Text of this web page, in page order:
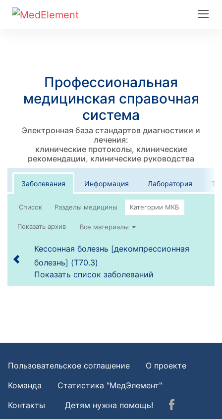
Профессиональная
медицинская справочная
система
Электронная база стандартов диагностики и
лечения:
клинические протоколы, клинические
рекомендации, клинические руководства
Заболевания Информация Лаборатория
Список
Все материалы
Кессонная болезнь [декомпрессионная
болезнь] (T70.3)
Показать список заболеваний
Пользовательское соглашение
О проекте
Команда
Статистика "МедЭлемент"
Контакты
Детям нужна помощь!